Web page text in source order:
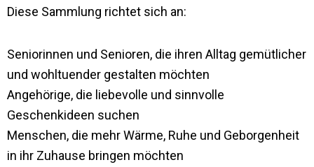
Diese Sammlung richtet sich an:
Seniorinnen und Senioren, die ihren Alltag gemütlicher
und wohltuender gestalten möchten
Angehörige, die liebevolle und sinnvolle
Geschenkideen suchen
Menschen, die mehr Wärme, Ruhe und Geborgenheit
in ihr Zuhause bringen möchten